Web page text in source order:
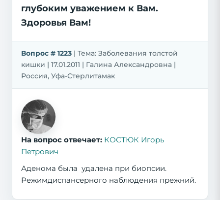
глубоким уважением к Вам.
Здоровья Вам!
Вопрос # 1223 | Тема: Заболевания толстой
кишки | 17.01.2011 | Галина Александровна |
Россия, Уфа-Стерлитамак
На вопрос отвечает: КОСТЮК Игорь
Петрович
Аденома была удалена при биопсии.
Режимдиспансерного наблюдения прежний.